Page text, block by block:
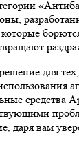
для
средства
даря вам